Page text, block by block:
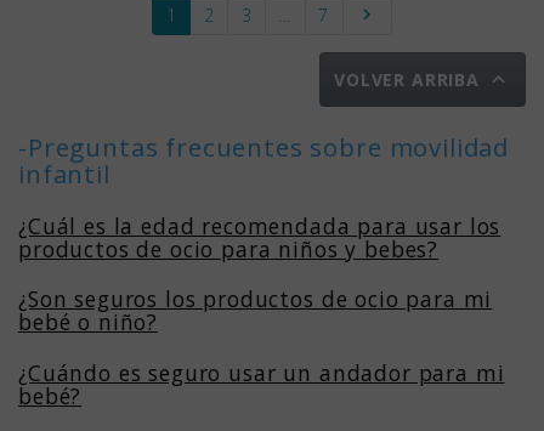
1 2 3 7 Siguiente

VOLVER ARRIBA 
-Preguntas frecuentes sobre movilidad
infantil
¿Cuál es la edad recomendada para usar los
productos de ocio para niños y bebes?
¿Son seguros los productos de ocio para mi
bebé o niño?
¿Cuándo es seguro usar un andador para mi
bebé?